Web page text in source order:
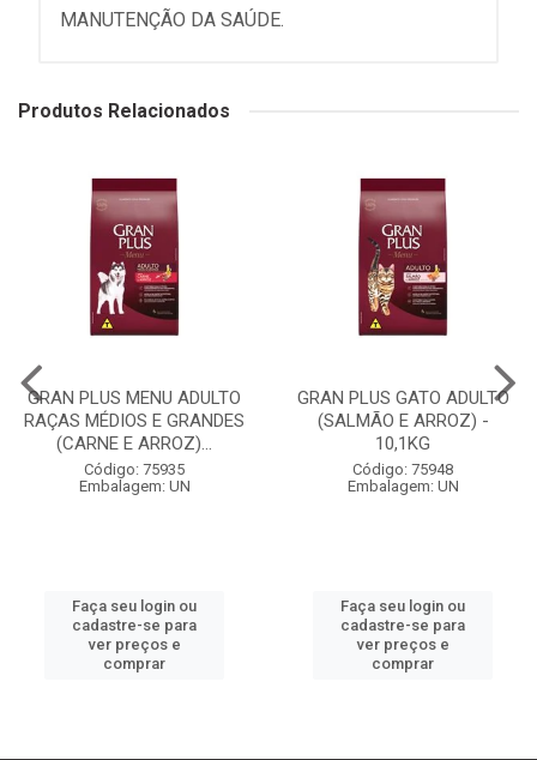
MANUTENÇÃO DA SAÚDE.
Produtos Relacionados
GRAN PLUS MENU ADULTO
RAÇAS MÉDIOS E GRANDES
(CARNE E ARROZ)...
Código: 75935
Embalagem: UN
Faça seu login ou
cadastre-se para
ver preços e
comprar
GRAN PLUS GATO ADULTO
(SALMÃO E ARROZ) -
10,1KG
Código: 75948
Embalagem: UN
Faça seu login ou
cadastre-se para
ver preços e
comprar